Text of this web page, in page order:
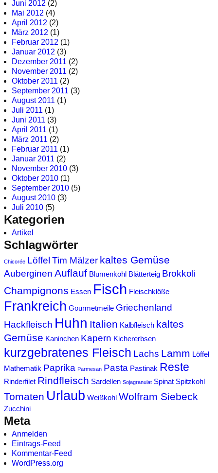
Juni 2012 (2)
Mai 2012 (4)
April 2012 (2)
März 2012 (1)
Februar 2012 (1)
Januar 2012 (3)
Dezember 2011 (2)
November 2011 (2)
Oktober 2011 (2)
September 2011 (3)
August 2011 (1)
Juli 2011 (1)
Juni 2011 (3)
April 2011 (1)
März 2011 (2)
Februar 2011 (1)
Januar 2011 (2)
November 2010 (3)
Oktober 2010 (1)
September 2010 (5)
August 2010 (3)
Juli 2010 (5)
Kategorien
Artikel
Schlagwörter
Chicorée Löffel Tim Mälzer kaltes Gemüse
Auberginen Auflauf Blumenkohl Blätterteig Brokkoli
Champignons Essen Fisch Fleischklöße
Frankreich Gourmetmeile Griechenland
Hackfleisch Huhn Italien Kalbfleisch kaltes
Gemüse Kaninchen Kapern Kichererbsen
kurzgebratenes Fleisch Lachs Lamm Löffel
Mathematik Paprika Parmesan Pasta Pastinak Reste
Rinderfilet Rindfleisch Sardellen Sojagranulat Spinat Spitzkohl
Tomaten Urlaub Weißkohl Wolfram Siebeck
Zucchini
Meta
Anmelden
Eintrags-Feed
Kommentar-Feed
WordPress.org